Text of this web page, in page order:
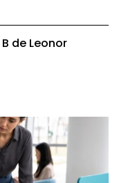
de Leonor